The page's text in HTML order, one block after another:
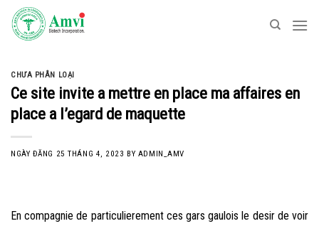
Skip
content
CHƯA PHÂN LOẠI
Ce site invite a mettre en place ma affaires en
place a l’egard de maquette
NGÀY ĐĂNG 25 THÁNG 4, 2023 BY ADMIN_AMV
En compagnie de particulierement ces gars gaulois le desir de voir